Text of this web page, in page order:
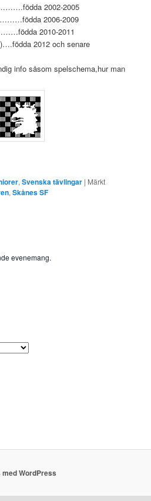
2002-2005
2006-2009
2010-2011
2012 och senare
info såsom spelschema,hur man
,Svenska tävlingar | Märkt
,Skånes SF
evenemang.
med WordPress